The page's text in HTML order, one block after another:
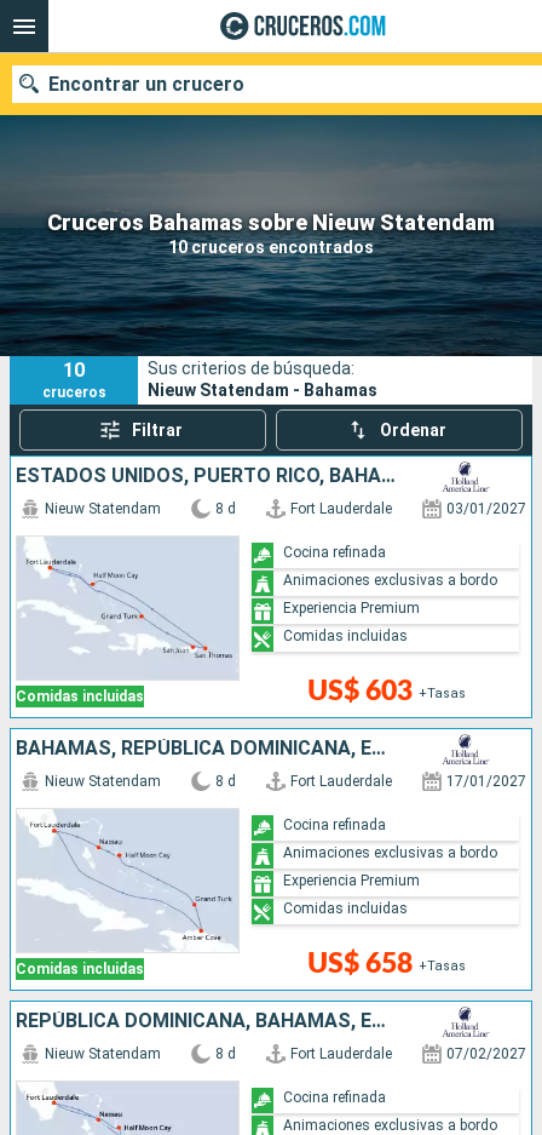
Cruceros Bahamas sobre Nieuw Statendam
10 cruceros encontrados
Encontrar un crucero
Nuestros destinos
Fecha de salida
Puertos Compañías
Buscar
10
cruceros
Sus criterios de búsqueda:
Nieuw Statendam - Bahamas
Filtrar Ordenar
ESTADOS UNIDOS, PUERTO RICO, BAHAMAS
Comidas incluidas
Nieuw Statendam 8 d Fort Lauderdale 03/01/2027
US$ 603 +Tasas
Cocina refinada
Animaciones exclusivas a bordo
Experiencia Premium
Comidas incluidas
BAHAMAS, REPÚBLICA DOMINICANA, ESTADOS UNIDOS
Comidas incluidas
Nieuw Statendam 8 d Fort Lauderdale 17/01/2027
US$ 658 +Tasas
Cocina refinada
Animaciones exclusivas a bordo
Experiencia Premium
Comidas incluidas
REPÚBLICA DOMINICANA, BAHAMAS, ESTADOS UNIDOS
Nieuw Statendam 8 d Fort Lauderdale 07/02/2027
Cocina refinada
Animaciones exclusivas a bordo